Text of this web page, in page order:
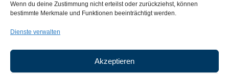
Wenn du deine Zustimmung nicht erteilst oder zurückziehst, können
bestimmte Merkmale und Funktionen beeinträchtigt werden.
Dienste verwalten
Akzeptieren
Webcam Jena